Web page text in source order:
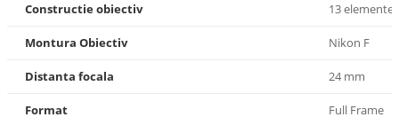
Constructie obiectiv 13 elemente
Montura Obiectiv Nikon F
Distanta focala 24 mm
Format Full Frame